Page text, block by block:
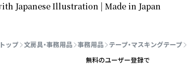
Japanese Illustration | Made in Japan
トップ 文房具・事務用品 事務用品 テープ・マスキングテープ
無料のユーザー登録で